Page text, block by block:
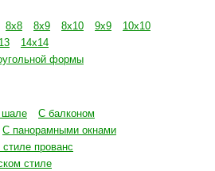
8х8 8х9 8х10 9х9
10х10
14х14
формы
шале
С балконом
С панорамными окнами
стиле прованс
стиле